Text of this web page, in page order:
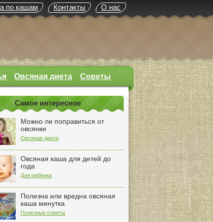
О нас
Контакты
по кашам
Овсяная диета Советы
Самое интересное
Можно ли поправиться от
овсянки
Овсяная диета
Овсяная каша для детей до
года
Для ребёнка
Полезна или вредна овсяная
каша минутка
Полезные советы